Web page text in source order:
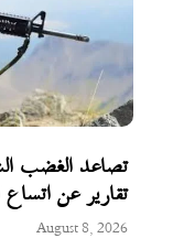
تصاعد الغضب
تقارير عن اتساع
August 8, 2026